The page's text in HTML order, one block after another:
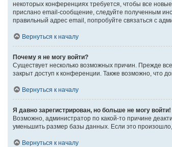
некоторых конференциях требуется, чтобы все
прислано email-сообщение, следуйте полученным
правильный адрес email, попробуйте связаться с
Вернуться к началу
Почему я не могу войти?
Существует несколько возможных причин. Прежде
закрыт доступ к конференции. Также возможно, что
Вернуться к началу
Я давно зарегистрирован, но больше не могу войти!
Возможно, администратор по какой-то причине
уменьшить размер базы данных. Если это произошло,
Вернуться к началу